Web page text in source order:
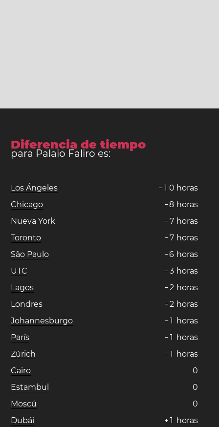
Diferencia de tiempo
para Palaio Faliro es:
Los Ángeles − 1 0 horas
Chicago
−8 horas
Nueva York
−7 horas
Toronto
−7 horas
São Paulo
−6 horas
UTC
−3 horas
Lagos
−2 horas
Londres
−2 horas
Johannesburgo
− 1 horas
París
− 1 horas
Zúrich
− 1 horas
Cairo
0
Estambul
0
Moscú
0
Dubái
+ 1 horas